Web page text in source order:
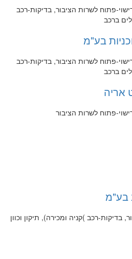
פתוח לשרות הציבור, בדיקות-רכב
ברכב
בע"מ
פתוח לשרות הציבור, בדיקות-רכב
ברכב
אריה
פתוח לשרות הציבור
בע"מ
בדיקות-רכב )קניה ומכירה), תיקון וכוון